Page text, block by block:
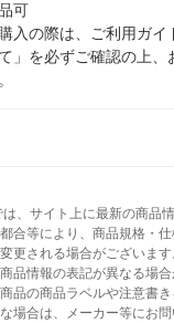
可
入の際は、ご利用ガイ
」を必ずご確認の上、
、サイト上に最新の商品
合等により、商品規格・仕
更される場合がございま
品情報の表記が異なる場
品の商品ラベルや注意書
場合は、メーカー等にお問